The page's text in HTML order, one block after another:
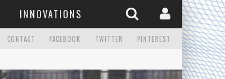
INNOVATIONS
CONTACT FACEBOOK TWITTER PINTEREST